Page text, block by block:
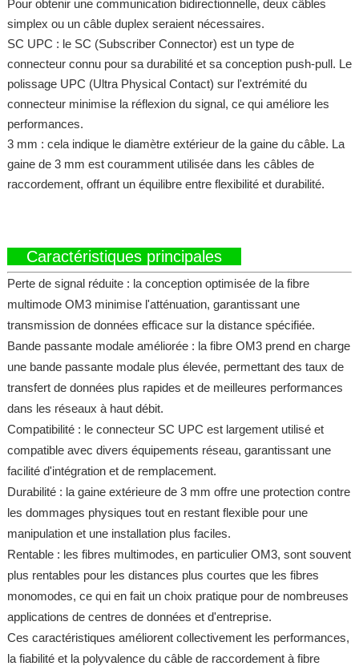
Pour obtenir une communication bidirectionnelle, deux câbles
simplex ou un câble duplex seraient nécessaires.
SC UPC : le SC (Subscriber Connector) est un type de
connecteur connu pour sa durabilité et sa conception push-pull. Le
polissage UPC (Ultra Physical Contact) sur l'extrémité du
connecteur minimise la réflexion du signal, ce qui améliore les
performances.
3 mm : cela indique le diamètre extérieur de la gaine du câble. La
gaine de 3 mm est couramment utilisée dans les câbles de
raccordement, offrant un équilibre entre flexibilité et durabilité.
Caractéristiques principales
Perte de signal réduite : la conception optimisée de la fibre
multimode OM3 minimise l'atténuation, garantissant une
transmission de données efficace sur la distance spécifiée.
Bande passante modale améliorée : la fibre OM3 prend en charge
une bande passante modale plus élevée, permettant des taux de
transfert de données plus rapides et de meilleures performances
dans les réseaux à haut débit.
Compatibilité : le connecteur SC UPC est largement utilisé et
compatible avec divers équipements réseau, garantissant une
facilité d'intégration et de remplacement.
Durabilité : la gaine extérieure de 3 mm offre une protection contre
les dommages physiques tout en restant flexible pour une
manipulation et une installation plus faciles.
Rentable : les fibres multimodes, en particulier OM3, sont souvent
plus rentables pour les distances plus courtes que les fibres
monomodes, ce qui en fait un choix pratique pour de nombreuses
applications de centres de données et d'entreprise.
Ces caractéristiques améliorent collectivement les performances,
la fiabilité et la polyvalence du câble de raccordement à fibre